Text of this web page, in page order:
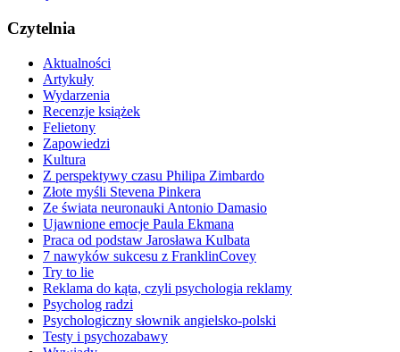
Czytelnia
Aktualności
Artykuły
Wydarzenia
Recenzje książek
Felietony
Zapowiedzi
Kultura
Z perspektywy czasu Philipa Zimbardo
Złote myśli Stevena Pinkera
Ze świata neuronauki Antonio Damasio
Ujawnione emocje Paula Ekmana
Praca od podstaw Jarosława Kulbata
7 nawyków sukcesu z FranklinCovey
Try to lie
Reklama do kąta, czyli psychologia reklamy
Psycholog radzi
Psychologiczny słownik angielsko-polski
Testy i psychozabawy